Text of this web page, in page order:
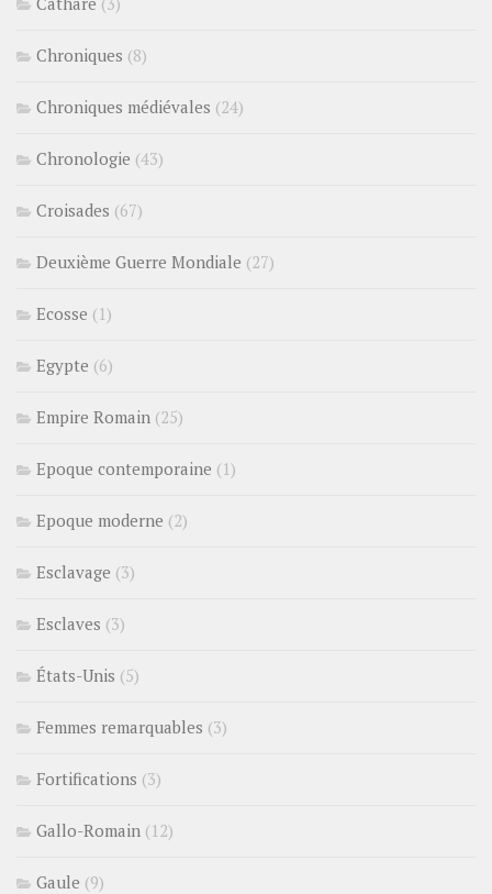
Chroniques (8)
Chroniques médiévales (24)
Chronologie (43)
Croisades (67)
Deuxième Guerre Mondiale (27)
Ecosse (1)
Egypte (6)
Empire Romain (25)
Epoque contemporaine (1)
Epoque moderne (2)
Esclavage (3)
Esclaves (3)
États-Unis (5)
Femmes remarquables (3)
Fortifications (3)
Gallo-Romain (12)
Gaule (9)